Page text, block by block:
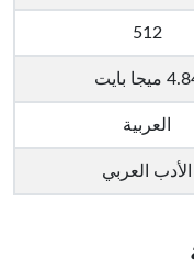
512
ميجا بايت
العربية
الأدب العربي